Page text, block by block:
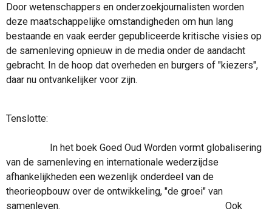
Door wetenschappers en onderzoekjournalisten worden
deze maatschappelijke omstandigheden om hun lang
bestaande en vaak eerder gepubliceerde kritische visies op
de samenleving opnieuw in de media onder de aandacht
gebracht. In de hoop dat overheden en burgers of "kiezers",
daar nu ontvankelijker voor zijn.
Tenslotte:
In het boek Goed Oud Worden vormt globalisering
van de samenleving en internationale wederzijdse
afhankelijkheden een wezenlijk onderdeel van de
theorieopbouw over de ontwikkeling, "de groei" van
samenleven. Ook